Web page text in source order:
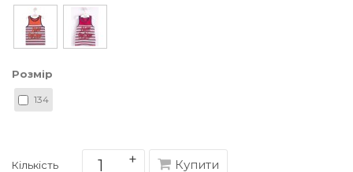
Розмір
134
Кількість Купити